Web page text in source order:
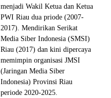
menjadi Wakil Ketua dan Ketua
PWI Riau dua priode (2007-
2017). Mendirikan Serikat
Media Siber Indonesia (SMSI)
Riau (2017) dan kini dipercaya
memimpin organisasi JMSI
(Jaringan Media Siber
Indonesia) Provinsi Riau
periode 2020-2025.